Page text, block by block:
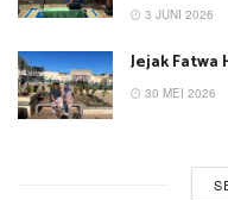
3 JUNI 2026
Jejak Fatwa
30 MEI 2026